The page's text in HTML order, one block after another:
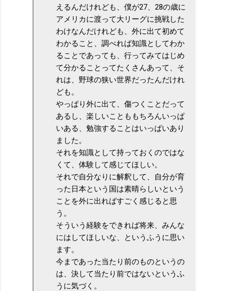
えるんだけれども、僕が27、28の歳に
アメリカに渡って大リーグに挑戦した
わけなんだけれども、外に出て初めて
わかること、調べれば知識としてわか
ることであっても、行ってみてはじめ
て分かることってたくさんあって、そ
れは、野球の狭い世界だったんだけれ
ども。
やっぱり外に出て、傷つくことだって
あるし、楽しいことももちろんいっぱ
いある、勉強することはいっぱいあり
ました。
それを知識として持っておくのではな
くて、体験して感じてほしい。
それで自分なりに解釈して、自分が育
った日本という国は素晴らしいという
ことを外に出ればすごく感じると思
う。
そういう経験をできれば将来、みんな
にはしてほしいな、というふうに思い
ます。
今まであった当たり前のものというの
は、決して当たり前ではないというふ
うに気づく。